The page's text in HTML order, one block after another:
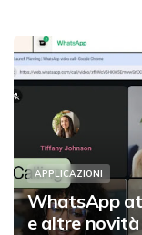
APPLICAZIONI
WhatsApp
e altre novità